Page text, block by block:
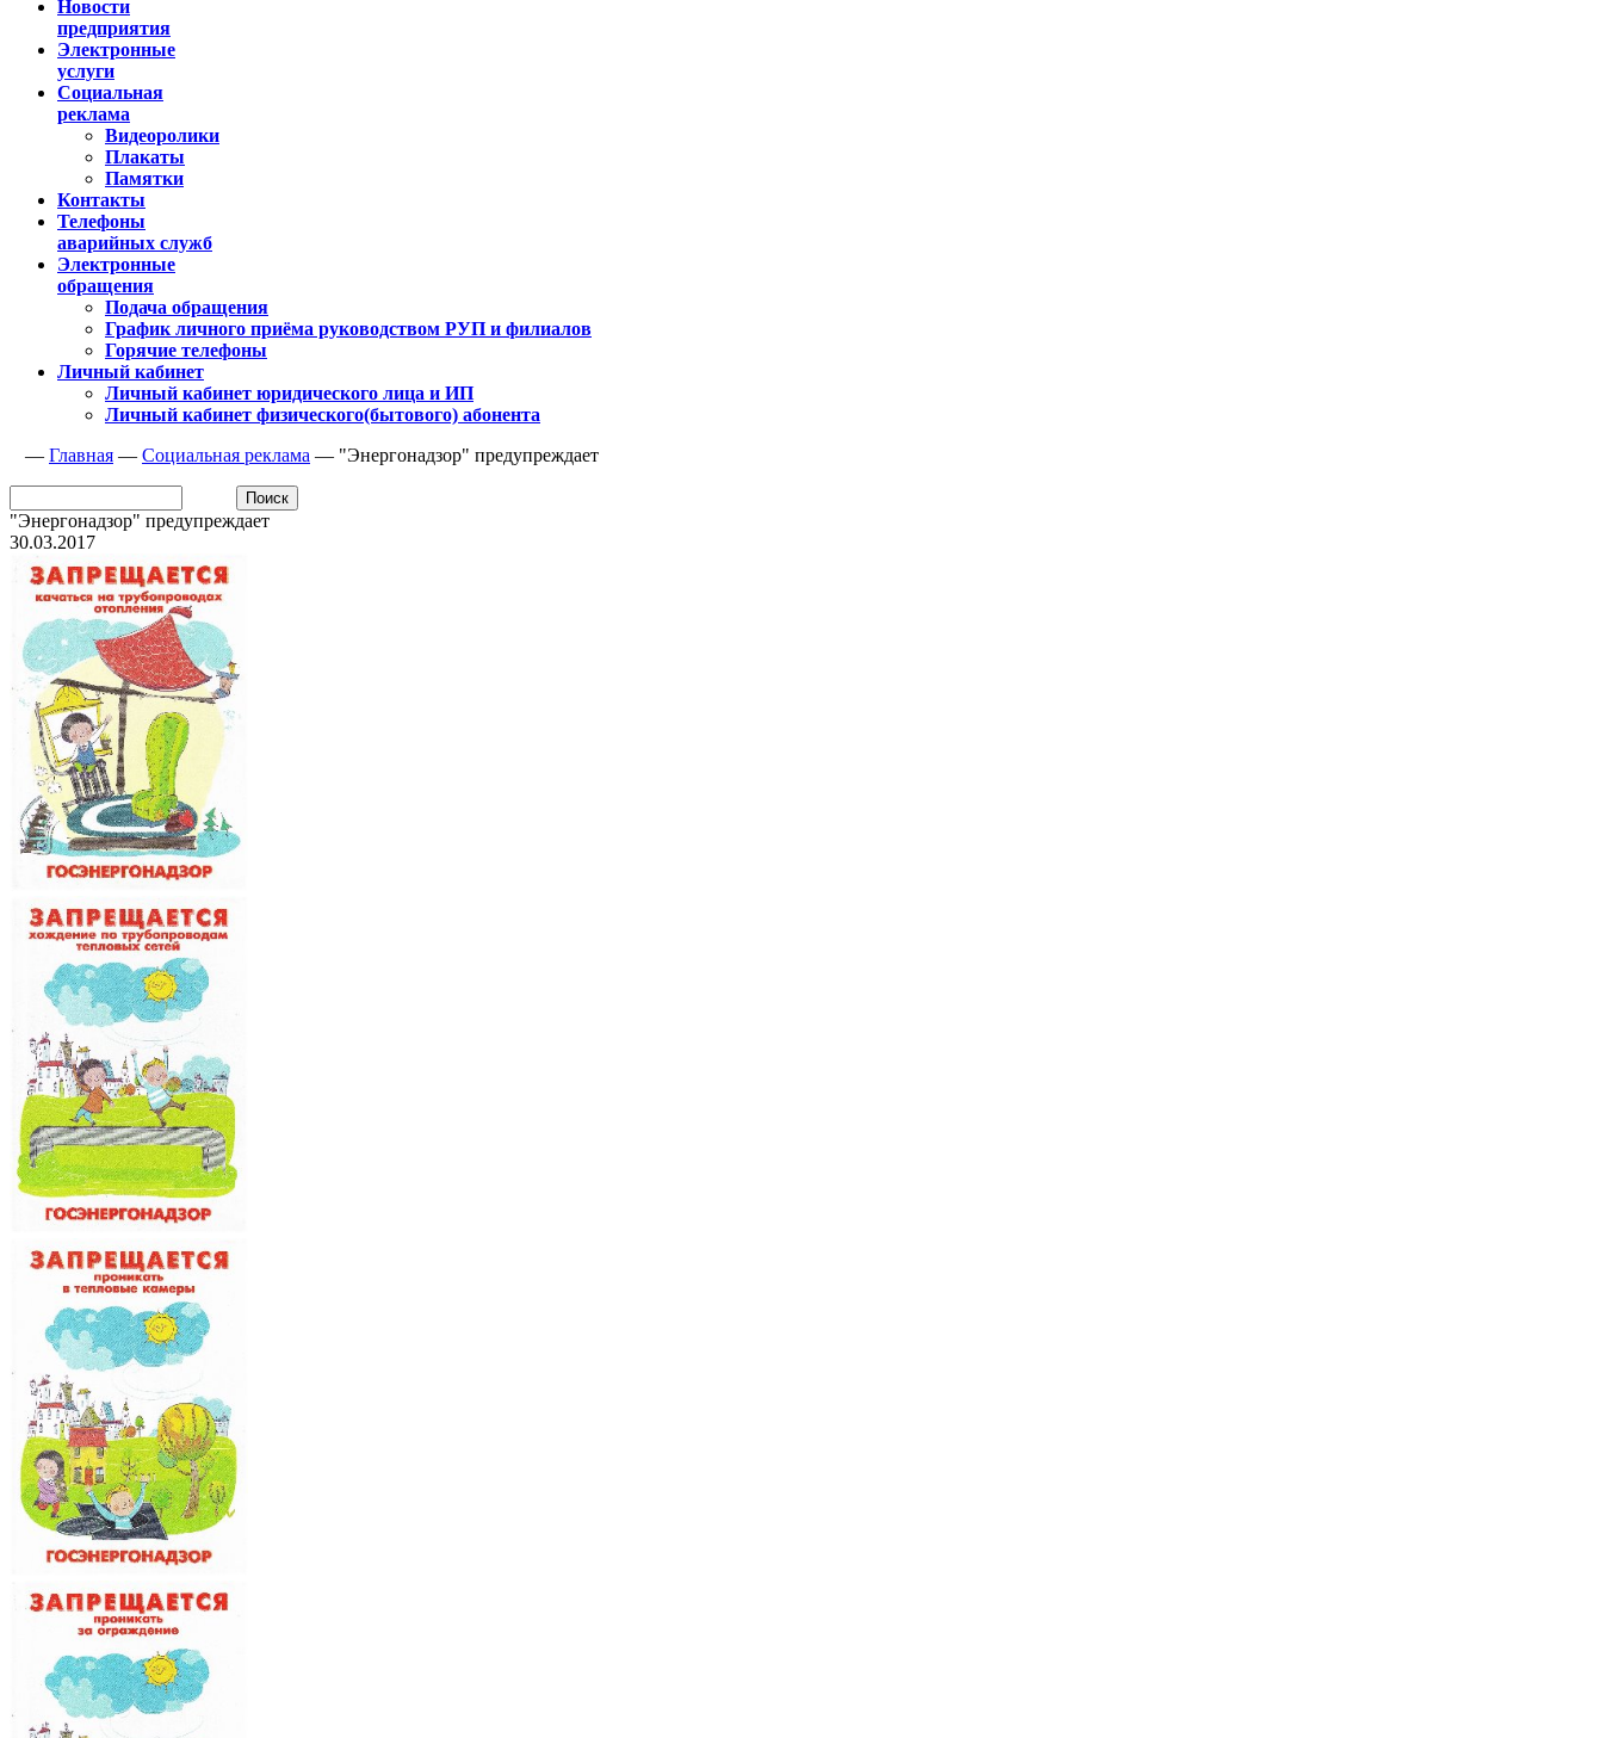
Новости
предприятия
Электронные
услуги
Социальная
реклама
Видеоролики
Плакаты
Памятки
Контакты
Телефоны
аварийных служб
Электронные
обращения
Подача обращения
График личного приёма руководством РУП и филиалов
Горячие телефоны
Личный кабинет
Личный кабинет юридического лица и ИП
Личный кабинет физического(бытового) абонента
— Главная — Социальная реклама — "Энергонадзор" предупреждает
"Энергонадзор" предупреждает
30.03.2017